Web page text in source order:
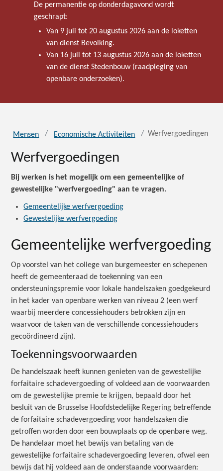
De permanentie op donderdagavond wordt
geschrapt:
Van 9 juli tot 20 augustus 2026 aan de loketten
van dienst Bevolking.
Van 16 juli tot 13 augustus 2026 aan de loketten
van de dienst Stedenbouw (raadpleging van
openbare onderzoeken).
Mensen Economische Activiteiten Werfvergoedingen
Werfvergoedingen
Bij werken is het mogelijk om een gemeentelijke of
gewestelijke "werfvergoeding" aan te vragen.
Gemeentelijke werfvergoeding
Gewestelijke werfvergoeding
Gemeentelijke werfvergoeding
Op voorstel van het college van burgemeester en schepenen
heeft de gemeenteraad de toekenning van een
ondersteuningspremie voor lokale handelszaken goedgekeurd
in het kader van openbare werken van niveau 2 (een werf
waarbij meerdere concessiehouders betrokken zijn en
waarvoor de taken van de verschillende concessiehouders
gecoördineerd zijn).
Toekenningsvoorwaarden
De handelszaak heeft kunnen genieten van de gewestelijke
forfaitaire schadevergoeding of voldeed aan de voorwaarden
om de gewestelijke premie te krijgen, bepaald door het
besluit van de Brusselse Hoofdstedelijke Regering betreffende
de forfaitaire schadevergoeding voor handelszaken die
getroffen worden door een bouwplaats op de openbare weg.
De handelaar moet het bewijs van betaling van de
gewestelijke forfaitaire schadevergoeding leveren, ofwel een
bewijs dat hij voldeed aan de onderstaande voorwaarden: